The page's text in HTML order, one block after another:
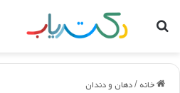
جستجو
خانه /دهان و دندان